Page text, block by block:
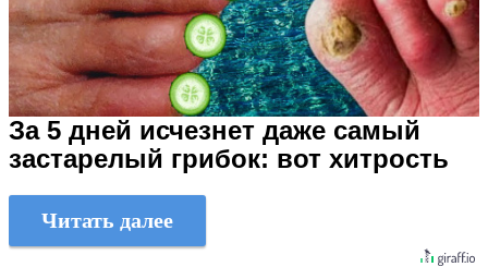
За 5 дней исчезнет даже самый
застарелый грибок: вот хитрость
Читать далее